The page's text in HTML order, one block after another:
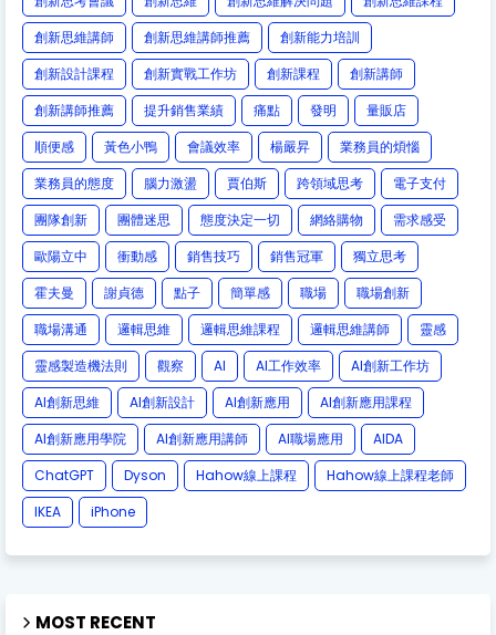
創新思維講師
創新思維講師推薦
創新能力培訓
創新設計課程
創新實戰工作坊 創新課程
創新講師
創新講師推薦
提升銷售業績 痛點 發明
量販店
順便感
黃色小鴨 會議效率 楊嚴昇
業務員的煩惱
業務員的態度
腦力激盪 賈伯斯 跨領域思考
電子支付
團隊創新
團體迷思 態度決定一切 網絡購物
需求感受
歐陽立中
衝動感 銷售技巧 銷售冠軍
獨立思考
霍夫曼
謝貞德 點子 簡單感 職場
職場創新
職場溝通
邏輯思維 邏輯思維課程 邏輯思維講師
靈感
靈感製造機法則
觀察 AI AI工作效率
AI創新工作坊
AI創新思維
AI創新設計 AI創新應用
AI創新應用課程
AI創新應用學院
AI創新應用講師 AI職場應用
AIDA
ChatGPT
Dyson Hahow線上課程
Hahow線上課程老師
IKEA
iPhone
MOST RECENT